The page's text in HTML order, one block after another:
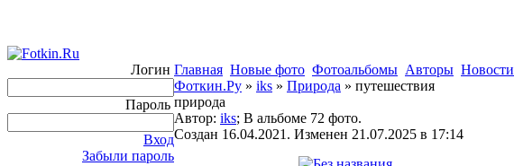
Логин
Пароль
Вход
Забыли пароль
Главная Новые фото Фотоальбомы Авторы Новости
Фоткин.Ру » iks » Природа » путешествия
природа
Автор: iks; В альбоме 72 фото.
Создан 16.04.2021. Изменен 21.07.2025 в 17:14